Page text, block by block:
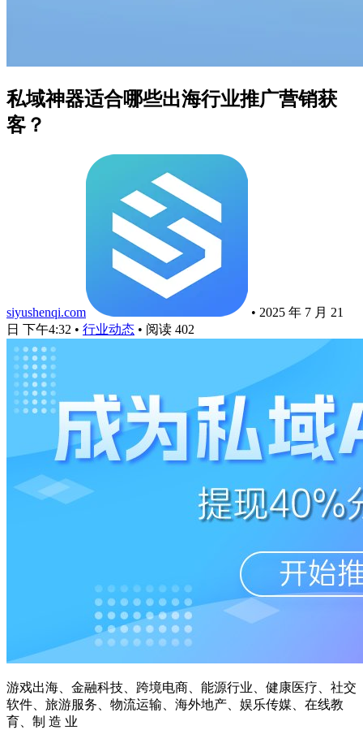
私域神器适合哪些出海行业推广营销获
客？
siyushenqi.com • 2025 年 7 月 21
日 下午4:32 • 行业动态 • 阅读 402
游戏出海、金融科技、跨境电商、能源行业、健康医疗、社交
软件、旅游服务、物流运输、海外地产、娱乐传媒、在线教
育、制 造 业